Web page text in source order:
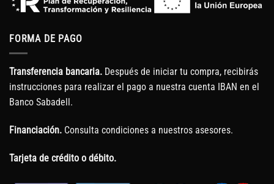
FORMA DE PAGO
Transferencia bancaria. Después de iniciar tu compra, recibirás
instrucciones para realizar el pago a nuestra cuenta IBAN en el
Banco Sabadell.
Financiación. Consulta condiciones a nuestros asesores.
Tarjeta de crédito o débito.